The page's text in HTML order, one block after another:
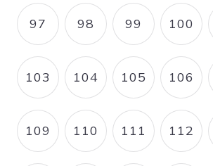
PAGE
97 PAGE
98 PAGE
99 PAGE
100
PAGE
103 PAGE
104 PAGE
105 PAGE
106
PAGE
109 PAGE
110 PAGE
111 PAGE
112